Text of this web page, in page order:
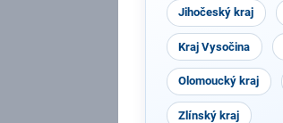
Jihočeský kraj
Kraj Vysočina
Olomoucký kraj
Zlínský kraj